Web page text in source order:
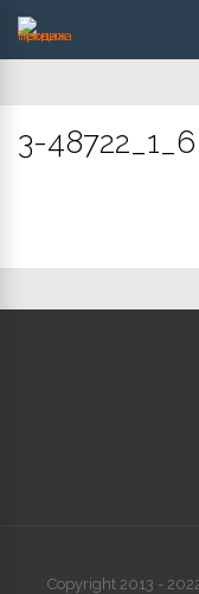
3-48722_1_6
Copyright 2013 -